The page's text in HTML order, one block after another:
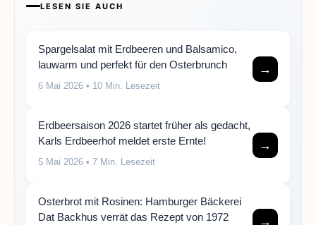
LESEN SIE AUCH
Spargelsalat mit Erdbeeren und Balsamico,
lauwarm und perfekt für den Osterbrunch
6 Mai 2026 • 10 Min. Lesezeit
→
Erdbeersaison 2026 startet früher als gedacht,
Karls Erdbeerhof meldet erste Ernte!
5 Mai 2026 • 7 Min. Lesezeit
→
Osterbrot mit Rosinen: Hamburger Bäckerei
Dat Backhus verrät das Rezept von 1972
→